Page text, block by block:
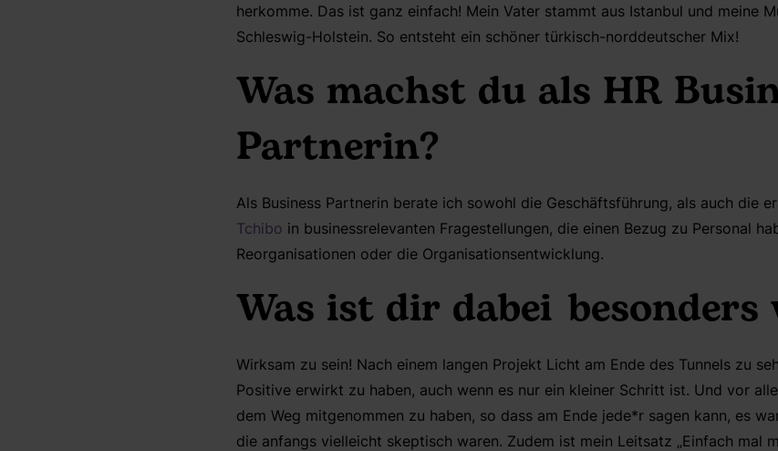
herkomme. Das ist ganz einfach! Mein Vater stammt aus Istanbul und meine
Schleswig-Holstein. So entsteht ein schöner türkisch-norddeutscher Mix!
Was machst du als HR
Partnerin?
Als Business Partnerin berate ich sowohl die Geschäftsführung, als auch die
Tchibo in businessrelevanten Fragestellungen, die einen Bezug zu Personal
Reorganisationen oder die Organisationsentwicklung.
Was ist dir dabei besonders
Wirksam zu sein! Nach einem langen Projekt Licht am Ende des Tunnels zu
Positive erwirkt zu haben, auch wenn es nur ein kleiner Schritt ist. Und vor
dem Weg mitgenommen zu haben, so dass am Ende jede*r sagen kann, es
die anfangs vielleicht skeptisch waren. Zudem ist mein Leitsatz „Einfach mal